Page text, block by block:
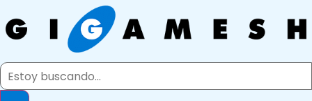
al
contenido
Search